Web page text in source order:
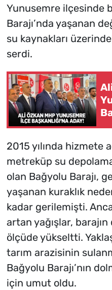
Yunusemre ilçesinde
Barajı’nda yaşanan
su kaynakları
serdi.
2015 yılında hizmete
metreküp su
olan Bağyolu Barajı,
yaşanan kuraklık
kadar gerilemişti.
artan yağışlar,
ölçüde yükseltti.
tarım arazisinin
Bağyolu Barajı’nın
için umut oldu.